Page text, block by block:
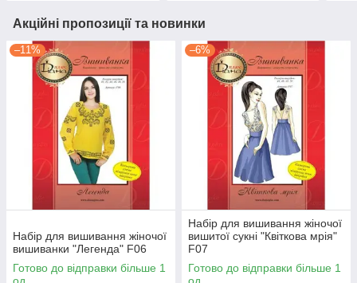
Акційні пропозиції та новинки
–11%
Набір для вишивання жіночої
вишиванки "Легенда" F06
Готово до відправки більше 1
–6%
Набір для вишивання жіночої
вишитої сукні "Квіткова мрія"
F07
Готово до відправки більше 1